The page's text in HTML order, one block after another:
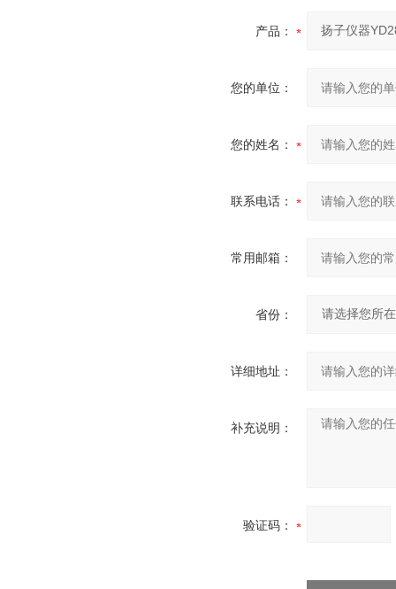
产品：
您的单位：
您的姓名：
联系电话：
常用邮箱：
省份：
详细地址：
补充说明：
验证码：